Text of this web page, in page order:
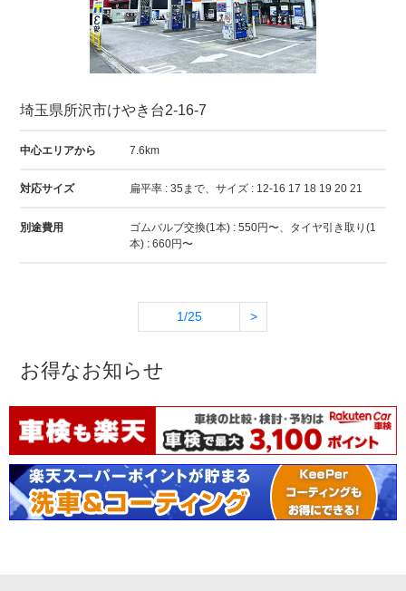
埼玉県所沢市けやき台2-16-7
中心エリアから 7.6km
対応サイズ 扁平率 : 35まで、サイズ : 12-16 17 18 19 20 21
別途費用
ゴムバルブ交換(1本) : 550円〜、タイヤ引き取り(1
本) : 660円〜
1/25 >
お得なお知らせ